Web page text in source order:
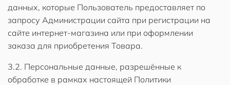
данных, которые Пользователь предоставляет по
запросу Администрации сайта при регистрации на
сайте интернет-магазина или при оформлении
заказа для приобретения Товара.
3.2. Персональные данные, разрешённые к
обработке в рамках настоящей Политики